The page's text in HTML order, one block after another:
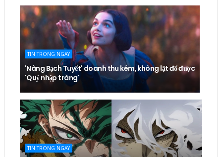
TIN TRONG NGAY
'Nàng Bạch Tuyết' doanh thu kém, không lật đổ được
'Quỷ nhập tràng'
TIN TRONG NGAY